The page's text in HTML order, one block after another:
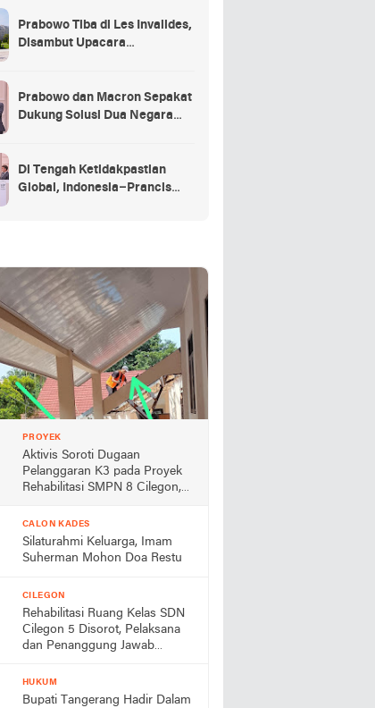
Prabowo Tiba di Les Invalides,
Disambut Upacara
Prabowo dan Macron Sepakat
Dukung Solusi Dua Negara
Di Tengah Ketidakpastian
Global, Indonesia–Prancis
PROYEK
Aktivis Soroti Dugaan
Pelanggaran K3 pada Proyek
Rehabilitasi SMPN 8 Cilegon,
CALON KADES
Silaturahmi Keluarga, Imam
Suherman Mohon Doa Restu
CILEGON
Rehabilitasi Ruang Kelas SDN
Cilegon 5 Disorot, Pelaksana
dan Penanggung Jawab
Berada di Lokasi
HUKUM
Bupati Tangerang Hadir Dalam